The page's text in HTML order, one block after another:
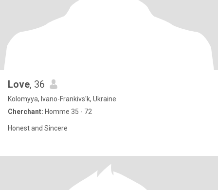
Love, 36
Kolomyya, Ivano-Frankivs'k, Ukraine
Cherchant: Homme 35 - 72
Honest and Sincere